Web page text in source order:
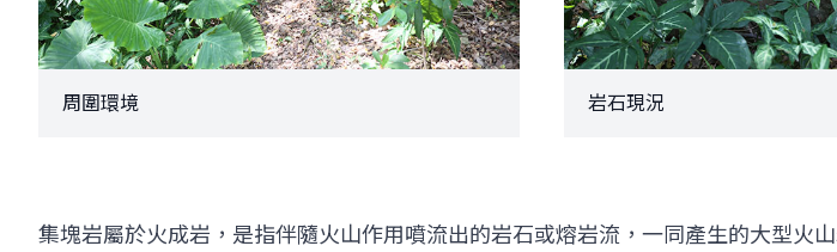
周圍環境 岩石現況
集塊岩屬於火成岩，是指伴隨火山作用噴流出的岩石或熔岩流，一同產生的大型火山